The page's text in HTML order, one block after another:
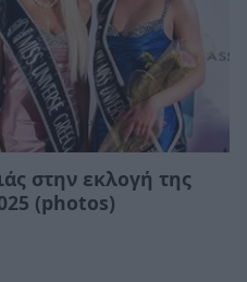
στην εκλογή της
(photos)